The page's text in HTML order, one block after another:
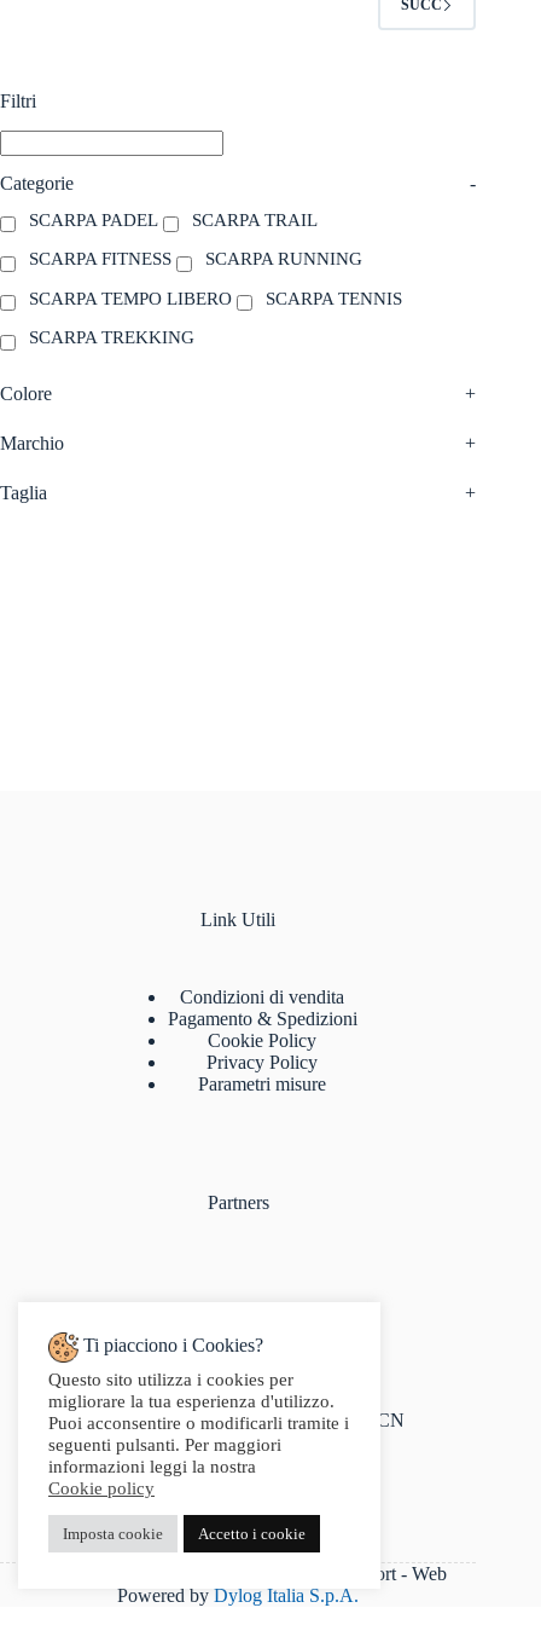
possono
SUCC
Filtri
Categorie -
SCARPA PADEL SCARPA TRAIL
SCARPA FITNESS SCARPA RUNNING
SCARPA TEMPO LIBERO SCARPA TENNIS
SCARPA TREKKING
Colore +
Marchio +
Taglia +
Link Utili
Condizioni di vendita
Pagamento & Spedizioni
Cookie Policy
Privacy Policy
Parametri misure
Partners
Indirizzo:
Via Audisio, 26, 12042 Bra CN
Telefono:
0172 412 414
Fax:
0172412414
P.IVA 03542250042 - Copyright 2025 G2Sport - Web
Powered byDylog Italia S.p.A.
Ti piacciono i Cookies?
Questo sito utilizza i cookies per
migliorare la tua esperienza d'utilizzo.
Puoi acconsentire o modificarli tramite i
seguenti pulsanti. Per maggiori
informazioni leggi la nostra
Cookie policy
Imposta cookie Accetto i cookie